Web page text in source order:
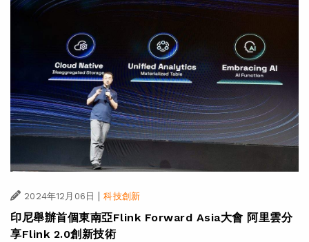
2024年12月06日 | 科技創新
印尼舉辦首個東南亞Flink Forward Asia大會 阿里雲分
享Flink 2.0創新技術